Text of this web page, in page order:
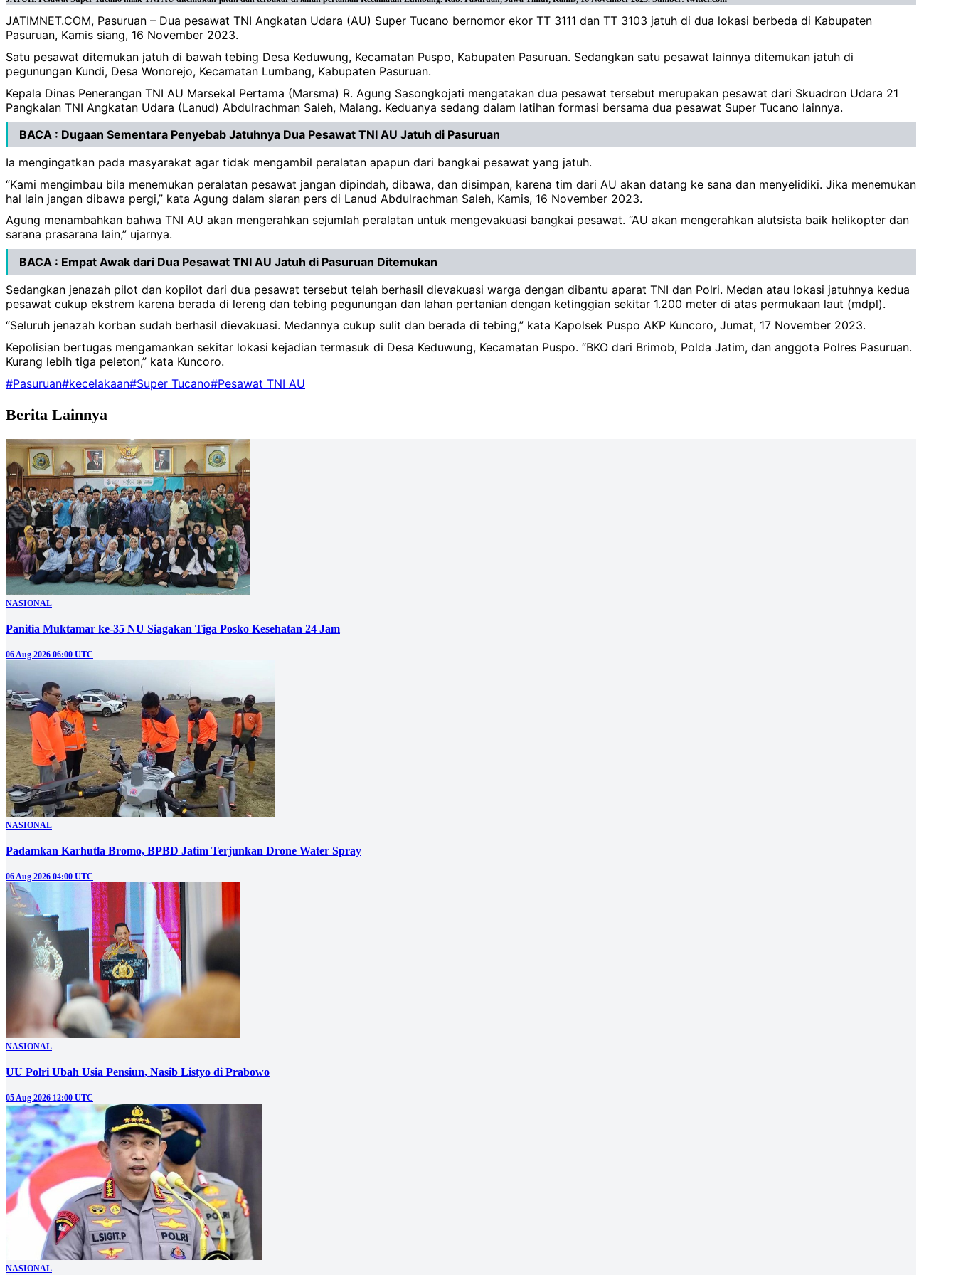
JATIMNET.COM, Pasuruan – Dua pesawat TNI Angkatan Udara (AU) Super Tucano bernomor ekor TT 3111 dan TT 3103 jatuh di dua lokasi berbeda di Kabupaten
Pasuruan, Kamis siang, 16 November 2023.
Satu pesawat ditemukan jatuh di bawah tebing Desa Keduwung, Kecamatan Puspo, Kabupaten Pasuruan. Sedangkan satu pesawat lainnya ditemukan jatuh di
pegunungan Kundi, Desa Wonorejo, Kecamatan Lumbang, Kabupaten Pasuruan.
Kepala Dinas Penerangan TNI AU Marsekal Pertama (Marsma) R. Agung Sasongkojati mengatakan dua pesawat tersebut merupakan pesawat dari Skuadron Udara 21
Pangkalan TNI Angkatan Udara (Lanud) Abdulrachman Saleh, Malang. Keduanya sedang dalam latihan formasi bersama dua pesawat Super Tucano lainnya.
BACA : Dugaan Sementara Penyebab Jatuhnya Dua Pesawat TNI AU Jatuh di Pasuruan
Ia mengingatkan pada masyarakat agar tidak mengambil peralatan apapun dari bangkai pesawat yang jatuh.
“Kami mengimbau bila menemukan peralatan pesawat jangan dipindah, dibawa, dan disimpan, karena tim dari AU akan datang ke sana dan menyelidiki. Jika menemukan
hal lain jangan dibawa pergi,” kata Agung dalam siaran pers di Lanud Abdulrachman Saleh, Kamis, 16 November 2023.
Agung menambahkan bahwa TNI AU akan mengerahkan sejumlah peralatan untuk mengevakuasi bangkai pesawat. “AU akan mengerahkan alutsista baik helikopter dan
sarana prasarana lain,” ujarnya.
BACA : Empat Awak dari Dua Pesawat TNI AU Jatuh di Pasuruan Ditemukan
Sedangkan jenazah pilot dan kopilot dari dua pesawat tersebut telah berhasil dievakuasi warga dengan dibantu aparat TNI dan Polri. Medan atau lokasi jatuhnya kedua
pesawat cukup ekstrem karena berada di lereng dan tebing pegunungan dan lahan pertanian dengan ketinggian sekitar 1.200 meter di atas permukaan laut (mdpl).
“Seluruh jenazah korban sudah berhasil dievakuasi. Medannya cukup sulit dan berada di tebing,” kata Kapolsek Puspo AKP Kuncoro, Jumat, 17 November 2023.
Kepolisian bertugas mengamankan sekitar lokasi kejadian termasuk di Desa Keduwung, Kecamatan Puspo. “BKO dari Brimob, Polda Jatim, dan anggota Polres Pasuruan.
Kurang lebih tiga peleton,” kata Kuncoro.
#Pasuruan#kecelakaan#Super Tucano#Pesawat TNI AU
Berita Lainnya
NASIONAL
Panitia Muktamar ke-35 NU Siagakan Tiga Posko Kesehatan 24 Jam
06 Aug 2026 06:00 UTC
NASIONAL
Padamkan Karhutla Bromo, BPBD Jatim Terjunkan Drone Water Spray
06 Aug 2026 04:00 UTC
NASIONAL
UU Polri Ubah Usia Pensiun, Nasib Listyo di Prabowo
05 Aug 2026 12:00 UTC
NASIONAL